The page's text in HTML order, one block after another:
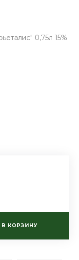
0,75л 15%
В КОРЗИНУ